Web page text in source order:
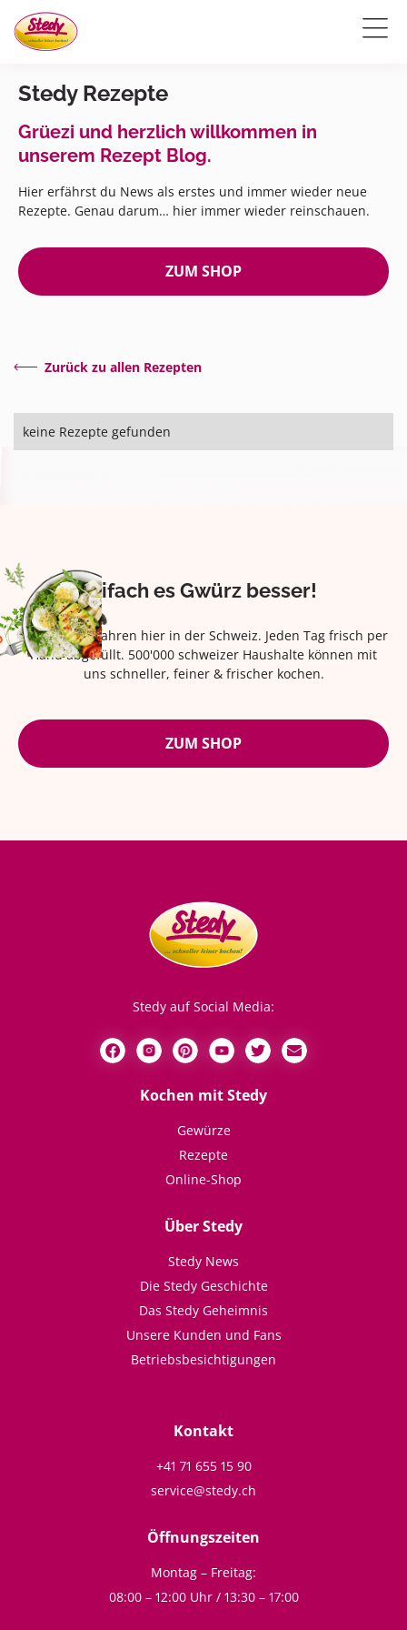
Stedy Rezepte
Grüezi und herzlich willkommen in
unserem Rezept Blog.
Hier erfährst du News als erstes und immer wieder neue
Rezepte. Genau darum… hier immer wieder reinschauen.
ZUM SHOP
Zurück zu allen Rezepten
keine Rezepte gefunden
Eifach es Gwürz besser!
Seit über 42 Jahren hier in der Schweiz. Jeden Tag frisch per
Hand abgefüllt. 500'000 schweizer Haushalte können mit
uns schneller, feiner & frischer kochen.
ZUM SHOP
Stedy auf Social Media:
Kochen mit Stedy
Gewürze
Rezepte
Online-Shop
Über Stedy
Stedy News
Die Stedy Geschichte
Das Stedy Geheimnis
Unsere Kunden und Fans
Betriebsbesichtigungen
Kontakt
+41 71 655 15 90
service@stedy.ch
Öffnungszeiten
Montag – Freitag:
08:00 – 12:00 Uhr / 13:30 – 17:00